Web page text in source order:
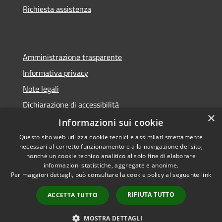
Richiesta assistenza
Amministrazione trasparente
Informativa privacy
Note legali
Dichiarazione di accessibilità
Informative Privacy
RSS
Accessibilità
Copyright © 2026 • Comune di
Municipium•
Accesso
redazione
×
Informazioni sui cookie
Questo sito web utilizza cookie tecnici e assimilati strettamente
necessari al corretto funzionamento e alla navigazione del sito,
nonché un cookie tecnico analitico al solo fine di elaborare
informazioni statistiche, aggregate e anonime.
Per maggiori dettagli, può consultare la cookie policy al seguente link
ACCETTA TUTTO RIFIUTA TUTTO
MOSTRA DETTAGLI